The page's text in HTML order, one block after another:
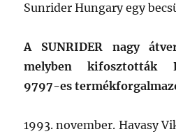
Sunrider Hungary egy
A SUNRIDER nagy
melyben kifosztották
9797-es
1993. november. Havasy